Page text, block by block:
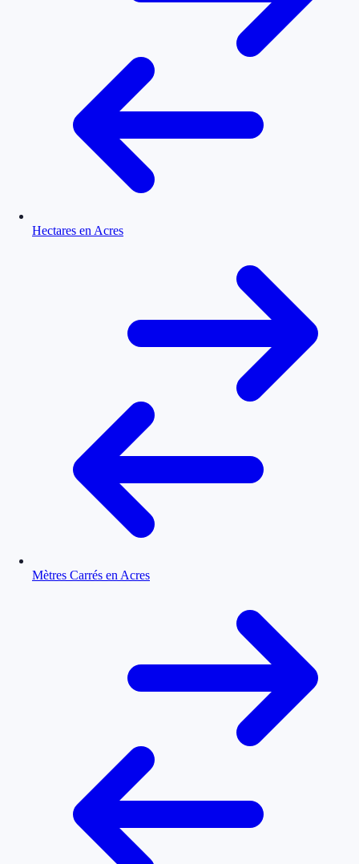
Hectares en Acres
Mètres Carrés en Acres